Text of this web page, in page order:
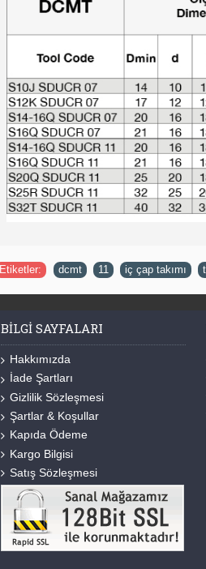
Etiketler: dcmt 11 iç çap takımı
BILGI SAYFALARI
Hakkımızda
İade Şartları
Gizlilik Sözleşmesi
Şartlar & Koşullar
Kapıda Ödeme
Kargo Bilgisi
Satış Sözleşmesi